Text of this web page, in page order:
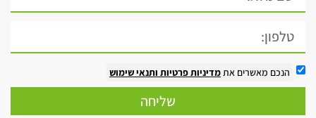
הנכם מאשרים אתמדיניות פרטיות ותנאי שימוש
שליחה